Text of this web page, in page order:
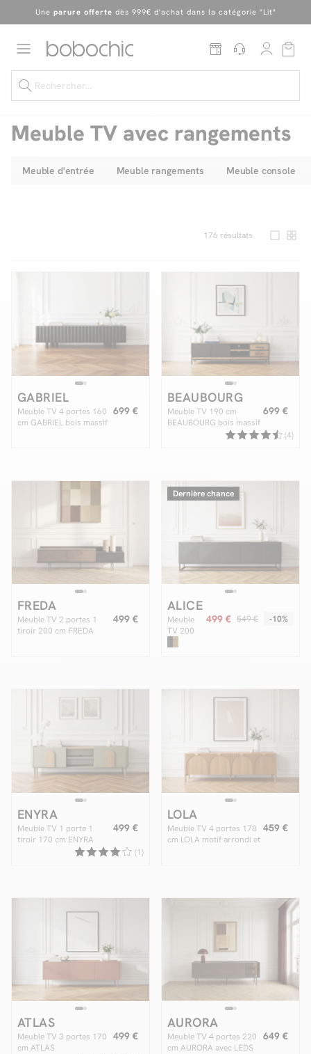
En ce moment, profitez d'untapis offert dès 1299€ de canapé
Excellent
Uneparure offerte
Facilité de paiements
Livraison
Aide et contact
Mieux nous connaître
Meuble TV avec rangements
Meuble d'entrée Meuble rangements Meuble console
176 résultats
GABRIEL
Meuble TV 4 portes 160
cm GABRIEL bois massif
699 €
BEAUBOURG
Meuble TV 190 cm
BEAUBOURG bois massif
699 €
(4)
FREDA
Meuble TV 2 portes 1
tiroir 200 cm FREDA
499 €
Dernière chance
ALICE
Meuble
TV 200
499 € 549 € -10%
ENYRA
Meuble TV 1 porte 1
tiroir 170 cm ENYRA
pieds en bois massif
499 €
(1)
LOLA
Meuble TV 4 portes 178
cm LOLA motif arrondi et
459 €
ATLAS
Meuble TV 3 portes 170
cm ATLAS
499 €
AURORA
Meuble TV 4 portes 220
cm AURORA avec LEDS
649 €